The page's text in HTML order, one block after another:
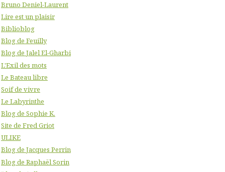
Bruno Deniel-Laurent
Lire est un plaisir
Biblioblog
Blog de Feuilly
Blog de Jalel El-Gharbi
L'Exil des mots
Le Bateau libre
Soif de vivre
Le Labyrinthe
Blog de Sophie K.
Site de Fred Griot
ULIKE
Blog de Jacques Perrin
Blog de Raphaël Sorin